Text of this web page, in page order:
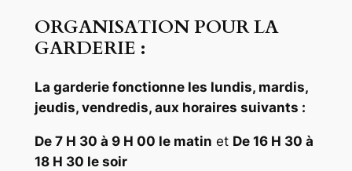
ORGANISATION POUR LA
GARDERIE :
La garderie fonctionne les lundis, mardis,
jeudis, vendredis, aux horaires suivants :
De 7 H 30 à 9 H 00 le matin et De 16 H 30 à
18 H 30 le soir